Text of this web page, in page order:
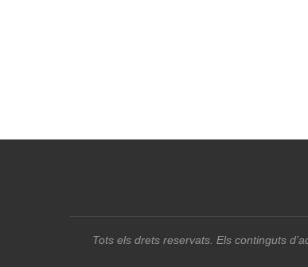
Tots els drets reservats. Els continguts